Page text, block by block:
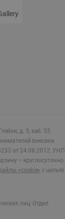
д. 5, каб. 55
внесена
от 24.08.2012. УНП
– круглосуточно.
«cookie» с целью
лиц: Отдел